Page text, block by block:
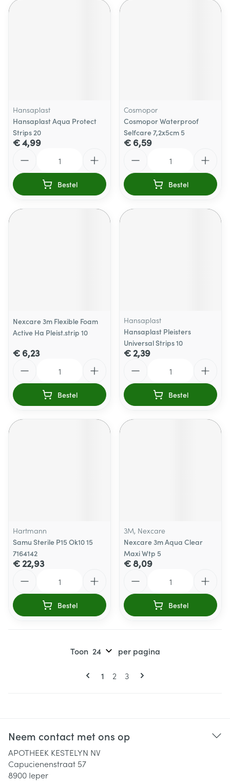
Hansaplast
Hansaplast Aqua Protect
Strips 20
€ 4,99
Bestel
Cosmopor
Cosmopor Waterproof
Selfcare 7,2x5cm 5
€ 6,59
Bestel
Nexcare 3m Flexible Foam
Active Ha Pleist.strip 10
€ 6,23
Bestel
Hansaplast
Hansaplast Pleisters
Universal Strips 10
€ 2,39
Bestel
Hartmann
Samu Sterile P15 Ok10 15
7164142
€ 22,93
Bestel
3M, Nexcare
Nexcare 3m Aqua Clear
Maxi Wtp 5
€ 8,09
Bestel
Pagina's
U lees momenteel pagina
1 Pagina
2 Pagina
3
Toon per pagina
Neem contact met ons op
APOTHEEK KESTELYN NV
Capucienenstraat 57
8900 Ieper